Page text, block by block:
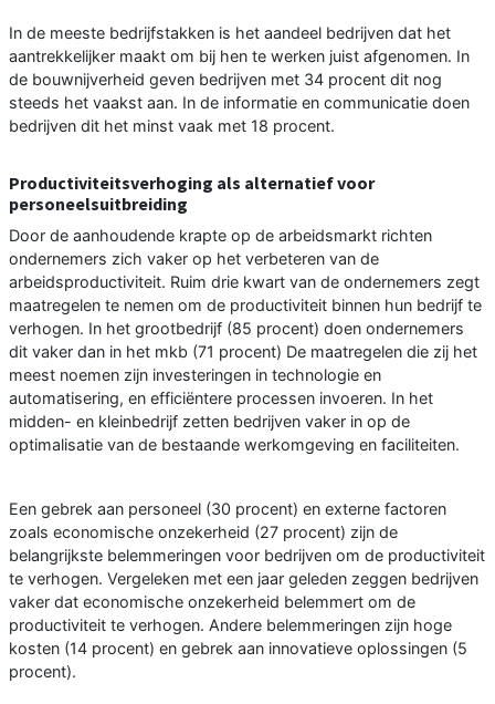
In de meeste bedrijfstakken is het aandeel bedrijven dat het
aantrekkelijker maakt om bij hen te werken juist afgenomen. In
de bouwnijverheid geven bedrijven met 34 procent dit nog
steeds het vaakst aan. In de informatie en communicatie doen
bedrijven dit het minst vaak met 18 procent.
Productiviteitsverhoging als alternatief voor
personeelsuitbreiding
Door de aanhoudende krapte op de arbeidsmarkt richten
ondernemers zich vaker op het verbeteren van de
arbeidsproductiviteit. Ruim drie kwart van de ondernemers zegt
maatregelen te nemen om de productiviteit binnen hun bedrijf te
verhogen. In het grootbedrijf (85 procent) doen ondernemers
dit vaker dan in het mkb (71 procent) De maatregelen die zij het
meest noemen zijn investeringen in technologie en
automatisering, en efficiëntere processen invoeren. In het
midden- en kleinbedrijf zetten bedrijven vaker in op de
optimalisatie van de bestaande werkomgeving en faciliteiten.
Een gebrek aan personeel (30 procent) en externe factoren
zoals economische onzekerheid (27 procent) zijn de
belangrijkste belemmeringen voor bedrijven om de productiviteit
te verhogen. Vergeleken met een jaar geleden zeggen bedrijven
vaker dat economische onzekerheid belemmert om de
productiviteit te verhogen. Andere belemmeringen zijn hoge
kosten (14 procent) en gebrek aan innovatieve oplossingen (5
procent).